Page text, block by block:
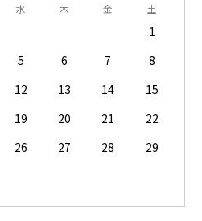
水 木 金 土
1
5 6 7
8
12 13 14
15
19 20 21
22
26 27 28
29